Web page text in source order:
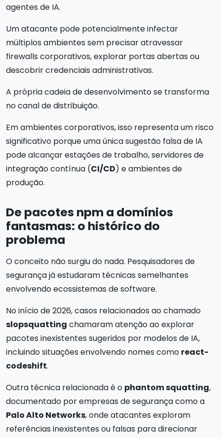
agentes de IA.
Um atacante pode potencialmente infectar
múltiplos ambientes sem precisar atravessar
firewalls corporativos, explorar portas abertas ou
descobrir credenciais administrativas.
A própria cadeia de desenvolvimento se transforma
no canal de distribuição.
Em ambientes corporativos, isso representa um risco
significativo porque uma única sugestão falsa de IA
pode alcançar estações de trabalho, servidores de
integração contínua (CI/CD) e ambientes de
produção.
De pacotes npm a domínios
fantasmas: o histórico do
problema
O conceito não surgiu do nada. Pesquisadores de
segurança já estudaram técnicas semelhantes
envolvendo ecossistemas de software.
No início de 2026, casos relacionados ao chamado
slopsquatting chamaram atenção ao explorar
pacotes inexistentes sugeridos por modelos de IA,
incluindo situações envolvendo nomes como react-
codeshift.
Outra técnica relacionada é o phantom squatting,
documentado por empresas de segurança como a
Palo Alto Networks, onde atacantes exploram
referências inexistentes ou falsas para direcionar